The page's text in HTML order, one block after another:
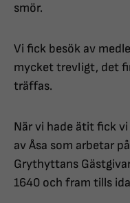
smör.
Vi fick besök av
mycket trevligt, det
träffas.
När vi hade ätit fick
av Åsa som arbetar
Grythyttans
1640 och fram tills